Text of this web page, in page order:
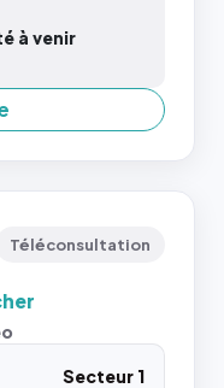
à venir
Téléconsultation
Secteur 1